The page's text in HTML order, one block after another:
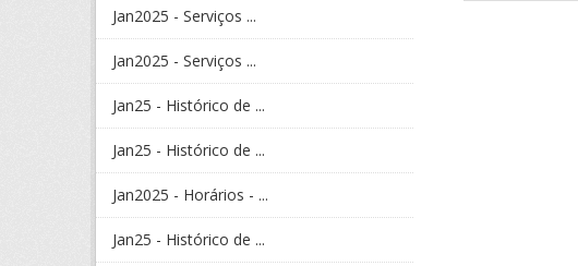
Jan2025 - Serviços ...
Jan2025 - Serviços ...
Jan25 - Histórico de ...
Jan25 - Histórico de ...
Jan2025 - Horários - ...
Jan25 - Histórico de ...